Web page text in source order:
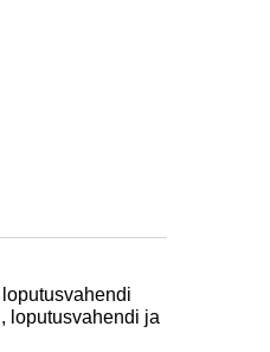
loputusvahendi ja